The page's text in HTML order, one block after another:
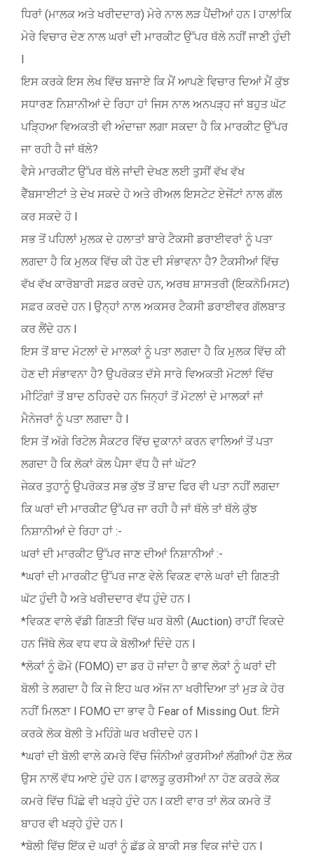
ਧਿਰਾਂ (ਮਾਲਕ ਅਤੇ ਖਰੀਦਦਾਰ) ਮੇਰੇ ਨਾਲ ਲੜ ਪੈਂਦੀਆਂ ਹਨ l ਹਾਲਾਂਕਿ
ਮੇਰੇ ਵਿਚਾਰ ਦੇਣ ਨਾਲ ਘਰਾਂ ਦੀ ਮਾਰਕੀਟ ਉੱਪਰ ਥੱਲੇ ਨਹੀਂ ਜਾਣੀ ਹੁੰਦੀ
l
ਇਸ ਕਰਕੇ ਇਸ ਲੇਖ ਵਿੱਚ ਬਜਾਏ ਕਿ ਮੈਂ ਆਪਣੇ ਵਿਚਾਰ ਦਿਆਂ ਮੈਂ ਕੁੱਝ
ਸਧਾਰਣ ਨਿਸ਼ਾਨੀਆਂ ਦੇ ਰਿਹਾ ਹਾਂ ਜਿਸ ਨਾਲ ਅਨਪੜ੍ਹ ਜਾਂ ਬਹੁਤ ਘੱਟ
ਪੜ੍ਹਿਆ ਵਿਅਕਤੀ ਵੀ ਅੰਦਾਜ਼ਾ ਲਗਾ ਸਕਦਾ ਹੈ ਕਿ ਮਾਰਕੀਟ ਉੱਪਰ
ਜਾ ਰਹੀ ਹੈ ਜਾਂ ਥੱਲੇ?
ਵੈਸੇ ਮਾਰਕੀਟ ਉੱਪਰ ਥੱਲੇ ਜਾਂਦੀ ਦੇਖਣ ਲਈ ਤੁਸੀਂ ਵੱਖ ਵੱਖ
ਵੈੱਬਸਾਈਟਾਂ ਤੇ ਦੇਖ ਸਕਦੇ ਹੋ ਅਤੇ ਰੀਅਲ ਇਸਟੇਟ ਏਜੇਂਟਾਂ ਨਾਲ ਗੱਲ
ਕਰ ਸਕਦੇ ਹੋ l
ਸਭ ਤੋਂ ਪਹਿਲਾਂ ਮੁਲਕ ਦੇ ਹਲਾਤਾਂ ਬਾਰੇ ਟੈਕਸੀ ਡਰਾਈਵਰਾਂ ਨੂੰ ਪਤਾ
ਲਗਦਾ ਹੈ ਕਿ ਮੁਲਕ ਵਿੱਚ ਕੀ ਹੋਣ ਦੀ ਸੰਭਾਵਨਾ ਹੈ? ਟੈਕਸੀਆਂ ਵਿੱਚ
ਵੱਖ ਵੱਖ ਕਾਰੋਬਾਰੀ ਸਫ਼ਰ ਕਰਦੇ ਹਨ, ਅਰਥ ਸ਼ਾਸਤਰੀ (ਇਕਨੋਮਿਸਟ)
ਸਫ਼ਰ ਕਰਦੇ ਹਨ l ਉਨ੍ਹਾਂ ਨਾਲ ਅਕਸਰ ਟੈਕਸੀ ਡਰਾਈਵਰ ਗੱਲਬਾਤ
ਕਰ ਲੈਂਦੇ ਹਨ l
ਇਸ ਤੋਂ ਬਾਦ ਮੋਟਲਾਂ ਦੇ ਮਾਲਕਾਂ ਨੂੰ ਪਤਾ ਲਗਦਾ ਹੈ ਕਿ ਮੁਲਕ ਵਿੱਚ ਕੀ
ਹੋਣ ਦੀ ਸੰਭਾਵਨਾ ਹੈ? ਉਪਰੋਕਤ ਦੱਸੇ ਸਾਰੇ ਵਿਅਕਤੀ ਮੋਟਲਾਂ ਵਿੱਚ
ਮੀਟਿੰਗਾਂ ਤੋਂ ਬਾਦ ਠਹਿਰਦੇ ਹਨ ਜਿਨ੍ਹਾਂ ਤੋਂ ਮੋਟਲਾਂ ਦੇ ਮਾਲਕਾਂ ਜਾਂ
ਮੈਨੇਜਰਾਂ ਨੂੰ ਪਤਾ ਲਗਦਾ ਹੈ l
ਇਸ ਤੋਂ ਅੱਗੇ ਰਿਟੇਲ ਸੈਕਟਰ ਵਿੱਚ ਦੁਕਾਨਾਂ ਕਰਨ ਵਾਲਿਆਂ ਤੋਂ ਪਤਾ
ਲਗਦਾ ਹੈ ਕਿ ਲੋਕਾਂ ਕੋਲ ਪੈਸਾ ਵੱਧ ਹੈ ਜਾਂ ਘੱਟ?
ਜੇਕਰ ਤੁਹਾਨੂੰ ਉਪਰੋਕਤ ਸਭ ਕੁੱਝ ਤੋਂ ਬਾਦ ਫਿਰ ਵੀ ਪਤਾ ਨਹੀਂ ਲਗਦਾ
ਕਿ ਘਰਾਂ ਦੀ ਮਾਰਕੀਟ ਉੱਪਰ ਜਾ ਰਹੀ ਹੈ ਜਾਂ ਥੱਲੇ ਤਾਂ ਥੱਲੇ ਕੁੱਝ
ਨਿਸ਼ਾਨੀਆਂ ਦੇ ਰਿਹਾ ਹਾਂ :-
ਘਰਾਂ ਦੀ ਮਾਰਕੀਟ ਉੱਪਰ ਜਾਣ ਦੀਆਂ ਨਿਸ਼ਾਨੀਆਂ :-
*ਘਰਾਂ ਦੀ ਮਾਰਕੀਟ ਉੱਪਰ ਜਾਣ ਵੇਲੇ ਵਿਕਣ ਵਾਲੇ ਘਰਾਂ ਦੀ ਗਿਣਤੀ
ਘੱਟ ਹੁੰਦੀ ਹੈ ਅਤੇ ਖਰੀਦਦਾਰ ਵੱਧ ਹੁੰਦੇ ਹਨ l
*ਵਿਕਣ ਵਾਲੇ ਵੱਡੀ ਗਿਣਤੀ ਵਿੱਚ ਘਰ ਬੋਲੀ (Auction) ਰਾਹੀਂ ਵਿਕਦੇ
ਹਨ ਜਿੱਥੇ ਲੋਕ ਵਧ ਵਧ ਕੇ ਬੋਲੀਆਂ ਦਿੰਦੇ ਹਨ l
*ਲੋਕਾਂ ਨੂੰ ਫੋਮੋ (FOMO) ਦਾ ਡਰ ਹੋ ਜਾਂਦਾ ਹੈ ਭਾਵ ਲੋਕਾਂ ਨੂੰ ਘਰਾਂ ਦੀ
ਬੋਲੀ ਤੇ ਲਗਦਾ ਹੈ ਕਿ ਜੇ ਇਹ ਘਰ ਅੱਜ ਨਾ ਖਰੀਦਿਆ ਤਾਂ ਮੁੜ ਕੇ ਹੋਰ
ਨਹੀਂ ਮਿਲਣਾ l FOMO ਦਾ ਭਾਵ ਹੈ Fear of Missing Out. ਇਸੇ
ਕਰਕੇ ਲੋਕ ਬੋਲੀ ਤੇ ਮਹਿੰਗੇ ਘਰ ਖਰੀਦਦੇ ਹਨ l
*ਘਰਾਂ ਦੀ ਬੋਲੀ ਵਾਲੇ ਕਮਰੇ ਵਿੱਚ ਜਿੰਨੀਆਂ ਕੁਰਸੀਆਂ ਲੱਗੀਆਂ ਹੋਣ ਲੋਕ
ਉਸ ਨਾਲੋਂ ਵੱਧ ਆਏ ਹੁੰਦੇ ਹਨ l ਫਾਲਤੂ ਕੁਰਸੀਆਂ ਨਾ ਹੋਣ ਕਰਕੇ ਲੋਕ
ਕਮਰੇ ਵਿੱਚ ਪਿੱਛੇ ਵੀ ਖੜ੍ਹੇ ਹੁੰਦੇ ਹਨ l ਕਈ ਵਾਰ ਤਾਂ ਲੋਕ ਕਮਰੇ ਤੋਂ
ਬਾਹਰ ਵੀ ਖੜ੍ਹੇ ਹੁੰਦੇ ਹਨ l
*ਬੋਲੀ ਵਿੱਚ ਇੱਕ ਦੋ ਘਰਾਂ ਨੂੰ ਛੱਡ ਕੇ ਬਾਕੀ ਸਭ ਵਿਕ ਜਾਂਦੇ ਹਨ l